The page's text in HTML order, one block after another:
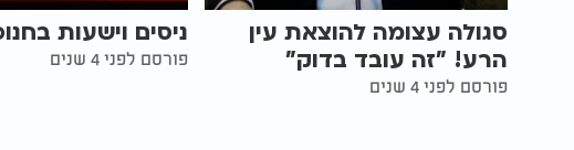
סגולה עצומה להוצאת עין
הרע! "זה עובד בדוק"
פורסם לפני 4 שנים
ניסים וישעות
פורסם לפני 4 שנים